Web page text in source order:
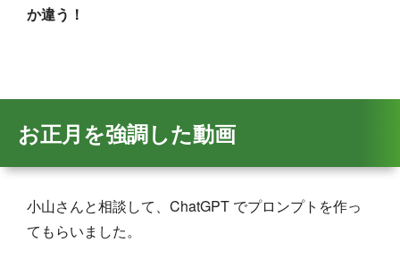
か違う！
お正月を強調した動画
小山さんと相談して、ChatGPT でプロンプトを作っ
てもらいました。